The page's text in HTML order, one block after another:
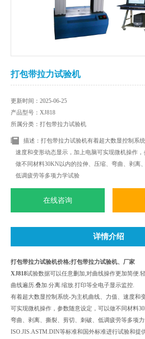
打包带拉力试验机
更新时间：2025-06-25
产品型号：XJ818
所属分类：打包带拉力试验机
描述：打包带拉力试验机有着超大数显控制系
速度和变形动态显示，加上电脑可实现微机操作
做不同材料30KN以内的拉伸、压缩、弯曲、剥离
低调疲劳等多项力学试验
在线咨询
详情介绍
打包带拉力试验机价格;打包带拉力试验机、厂家
XJ818试验数据可以任意删加,对曲线操作更加简便.
曲线遍历.叠加.分离.缩放.打印等全电子显示监控.
有着超大数显控制系统-为主机曲线、力值、速度和
可实现微机操作，参数随意设定，可以做不同材料
弯曲、剥离、撕裂、剪切、刺破、低调疲劳等多项
ISO.JIS.ASTM.DIN等标准和国外标准进行试验和提